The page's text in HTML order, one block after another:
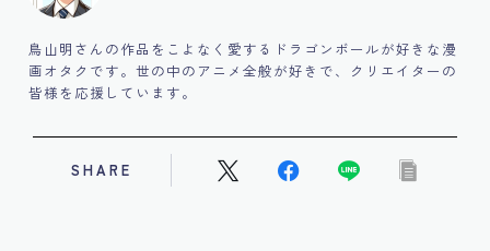
鳥山明さんの作品をこよなく愛するドラゴンボールが好きな漫
画オタクです。世の中のアニメ全般が好きで、クリエイターの
皆様を応援しています。
SHARE